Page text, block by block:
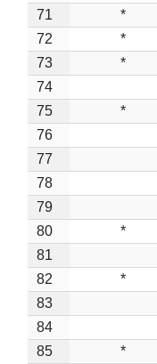
71
*
72
*
73
*
74
75
*
76
77
78
79
80
*
81
82
*
83
84
85
*